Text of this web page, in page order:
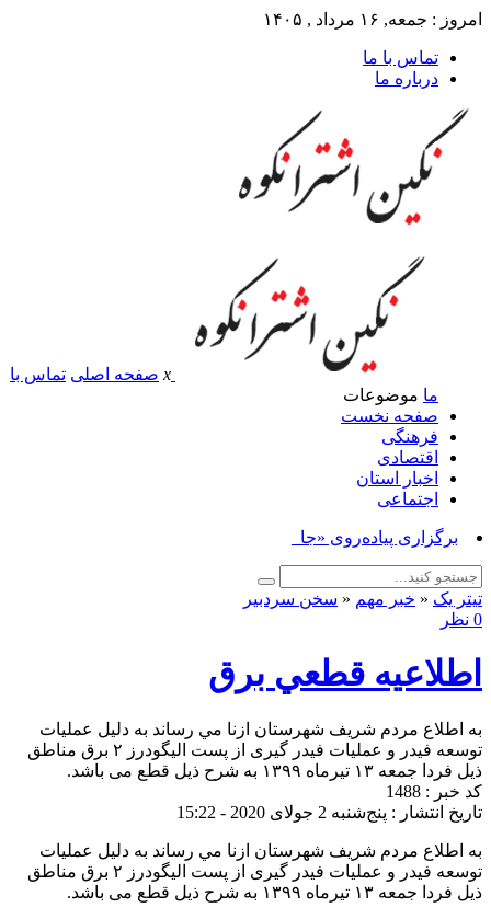
امروز : جمعه, ۱۶ مرداد , ۱۴۰۵
تماس با ما
درباره ما
x صفحه اصلی تماس با
ما موضوعات
صفحه نخست
فرهنگی
اقتصادی
اخبار استان
اجتماعی
برگزاری پیاده‌روی «جاماندگا_
تیتر یک « خبر مهم « سخن سردبیر
0 نظر
اطلاعيه قطعي برق
به اطلاع مردم شريف شهرستان ازنا مي رساند به دلیل عملیات
توسعه فیدر و عملیات فیدر گیری از پست الیگودرز ۲ برق مناطق
ذیل فردا جمعه ۱۳ تیرماه ۱۳۹۹ به شرح ذیل قطع می باشد.
کد خبر : 1488
تاریخ انتشار : پنج‌شنبه 2 جولای 2020 - 15:22
به اطلاع مردم شريف شهرستان ازنا مي رساند به دلیل عملیات
توسعه فیدر و عملیات فیدر گیری از پست الیگودرز ۲ برق مناطق
ذیل فردا جمعه ۱۳ تیرماه ۱۳۹۹ به شرح ذیل قطع می باشد.